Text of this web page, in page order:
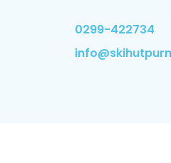
0299-422734